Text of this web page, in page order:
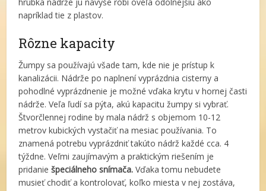
napríklad tie z plastov.
Rôzne kapacity
Žumpy sa používajú všade tam, kde nie je prístup k
kanalizácii. Nádrže po naplnení vyprázdnia cisterny a
pohodlné vyprázdnenie je možné vďaka krytu v hornej časti
nádrže. Veľa ľudí sa pýta, akú kapacitu žumpy si vybrať.
Štvorčlennej rodine by mala nádrž s objemom 10-12
metrov kubických vystačiť na mesiac používania. To
znamená potrebu vyprázdniť takúto nádrž každé cca. 4
týždne. Veľmi zaujímavým a praktickým riešením je
pridaniešpeciálneho snímača. Vďaka tomu nebudete
musieť chodiť a kontrolovať, koľko miesta v nej zostáva,